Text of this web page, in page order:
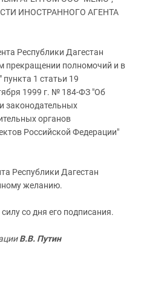
АКТИВИСТОВ
И ПРОТЕСТЫ
ИНОСТРАННОГО АГЕНТА
Республики Дагестан
полномочий и в
пункта 1 статьи 19
1999 г. № 184-ФЗ "Об
законодательных
органов
Российской Федерации"
Республики Дагестан
желанию.
со дня его подписания.
В.В. Путин